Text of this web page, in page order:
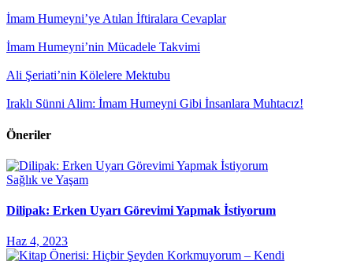
İmam Humeyni’ye Atılan İftiralara Cevaplar
İmam Humeyni’nin Mücadele Takvimi
Ali Şeriati’nin Kölelere Mektubu
Iraklı Sünni Alim: İmam Humeyni Gibi İnsanlara Muhtacız!
Öneriler
Sağlık ve Yaşam
Dilipak: Erken Uyarı Görevimi Yapmak İstiyorum
Haz 4, 2023